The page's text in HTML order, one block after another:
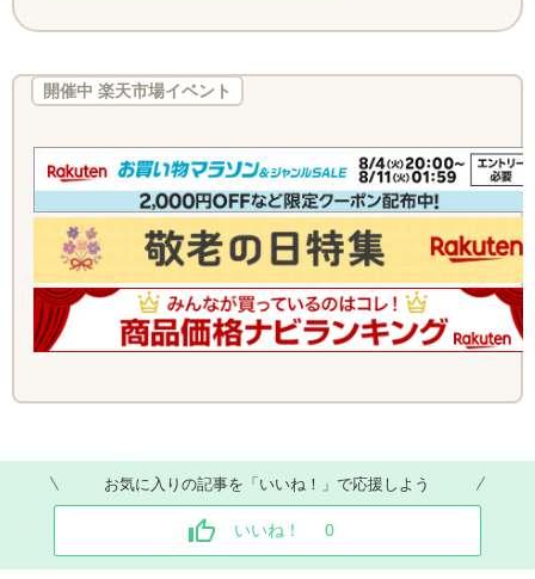
開催中 楽天市場イベント
お気に入りの記事を「いいね！」で応援しよう
いいね！ 0